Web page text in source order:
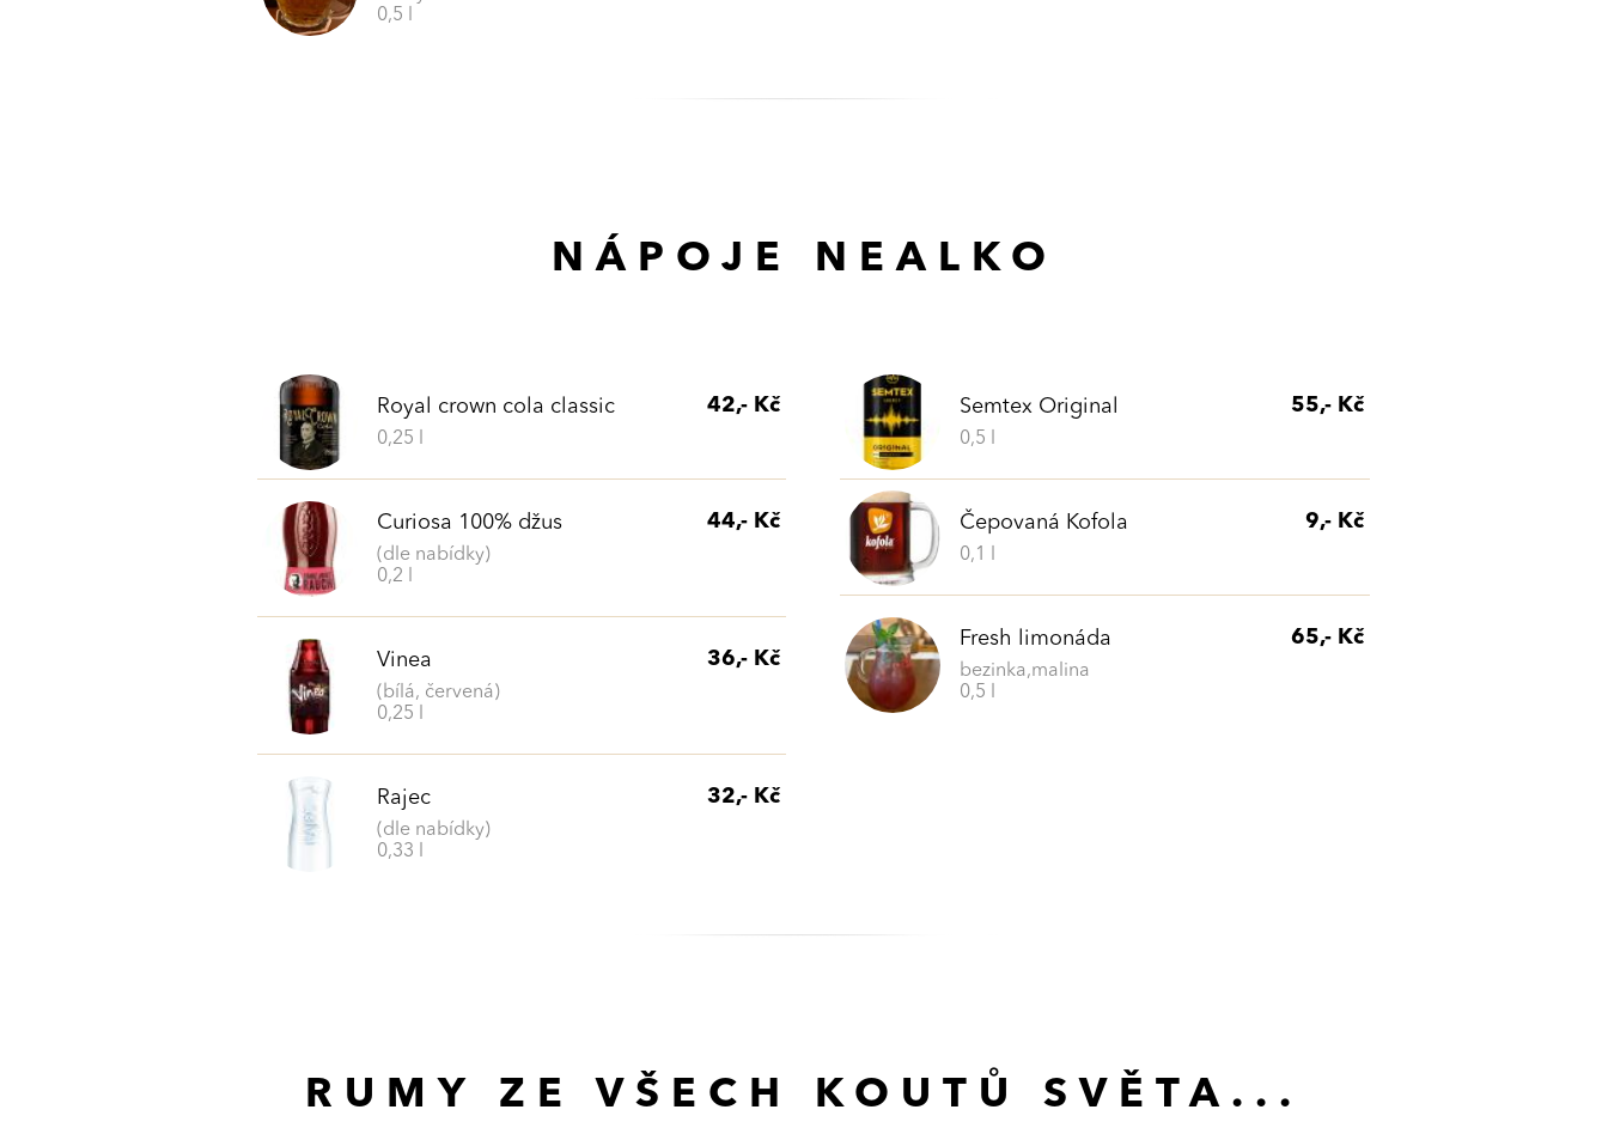
0,5 l
NÁPOJE NEALKO
Royal crown cola classic
0,25 l
42,- Kč
Curiosa 100% džus
(dle nabídky)
0,2 l
44,- Kč
Vinea
(bílá, červená)
0,25 l
36,- Kč
Rajec
(dle nabídky)
0,33 l
32,- Kč
Semtex Original
0,5 l
55,- Kč
Čepovaná Kofola
0,1 l
9,- Kč
Fresh limonáda
bezinka,malina
0,5 l
65,- Kč
RUMY ZE VŠECH KOUTŮ SVĚTA...